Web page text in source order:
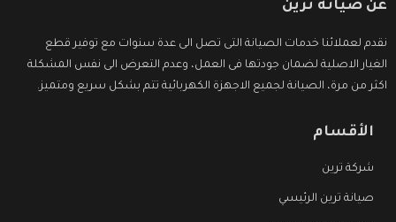
عن صيانة ترين
نقدم لعملائنا خدمات الصيانة التى تصل الى عدة سنوات مع توفير قطع
الغيار الاصلية لضمان جودتها فى العمل، وعدم التعرض الى نفس المشكلة
اكثر من مرة، الصيانة لجميع الاجهزة الكهربائية تتم بشكل سريع ومتميز.
الأقسام
شركة ترين
صيانة ترين الرئيسي